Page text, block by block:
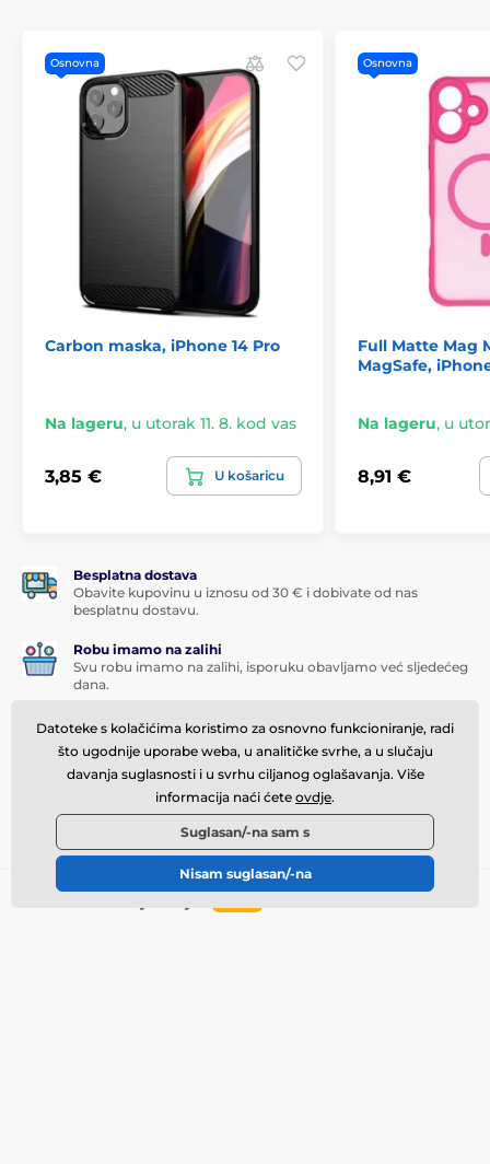
Osnovna
Carbon maska, iPhone 14 Pro
Na lageru, u utorak 11. 8. kod vas
3,85 € U košaricu
Osnovna
Full Matte Mag
MagSafe,
Na lageru, u
8,91 €
Besplatna dostava
Obavite kupovinu u iznosu od 30 € i dobivate od nas
besplatnu dostavu.
Robu imamo na zalihi
Svu robu imamo na zalihi, isporuku obavljamo već sljedećeg
dana.
Ekspresna pomoć za korisnike
Sve rješavamo u roku od nekoliko sati bilo da je riječ
o reklamaciji, upitima ili zamjeni robe.
Program vjernosti
Svojim stalnim kupcima nudimo zanimljive popuste.
Datoteke s kolačićima koristimo za osnovno funkcioniranje, radi
što ugodnije uporabe weba, u analitičke svrhe, a u slučaju
davanja suglasnosti i u svrhu ciljanog oglašavanja. Više
informacija naći ćete ovdje.
Suglasan/-na sam s
Nisam suglasan/-na